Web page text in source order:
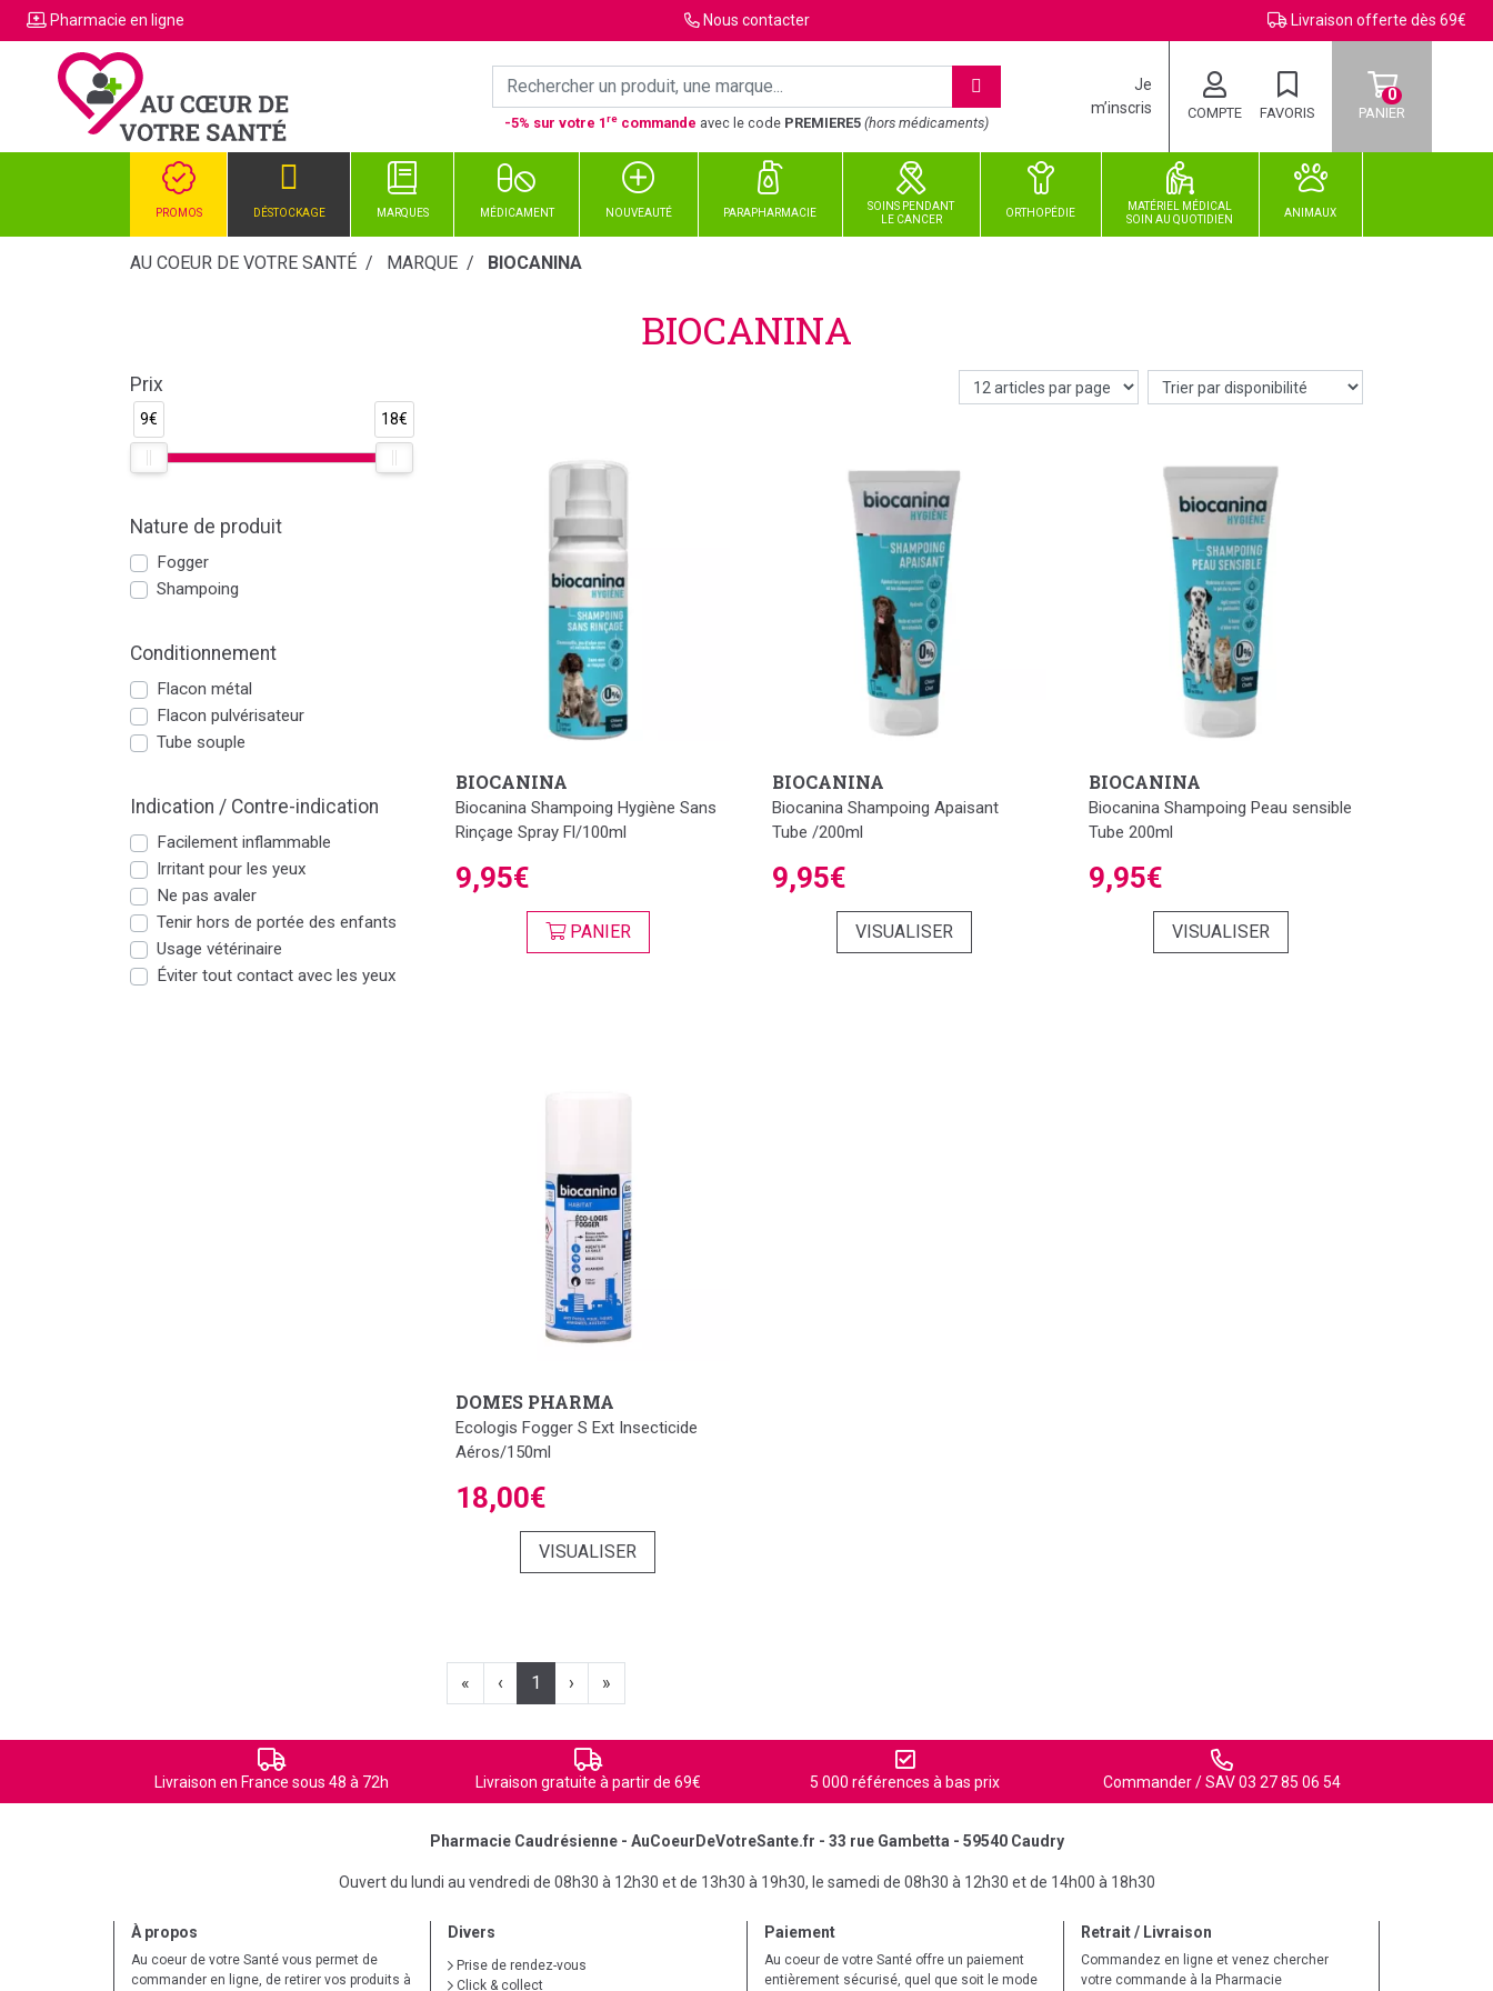
Pharmacie en ligne Nous contacter Livraison offerte dès 69€
-5% sur votre 1re commande avec le code PREMIERE5 (hors médicaments)
Je
m’inscris
COMPTE FAVORIS PANIER
0
PROMOS DÉSTOCKAGE MARQUES MÉDICAMENT NOUVEAUTÉ PARAPHARMACIE
SOINS PENDANT
LE CANCER
ORTHOPÉDIE
MATÉRIEL MÉDICAL
SOINAUQUOTIDIEN
ANIMAUX
AU COEUR DE VOTRE SANTÉ MARQUE BIOCANINA
BIOCANINA
Prix
9€ 18€
Nature de produit
Fogger
Shampoing
Conditionnement
Flacon métal
Flacon pulvérisateur
Tube souple
Indication / Contre-indication
Facilement inflammable
Irritant pour les yeux
Ne pas avaler
Tenir hors de portée des enfants
Usage vétérinaire
Éviter tout contact avec les yeux
BIOCANINA
Biocanina Shampoing Hygiène Sans
Rinçage Spray Fl/100ml
9,95€
PANIER
BIOCANINA
Biocanina Shampoing Apaisant
Tube /200ml
9,95€
VISUALISER
BIOCANINA
Biocanina Shampoing Peau sensible
Tube 200ml
9,95€
VISUALISER
DOMES PHARMA
Ecologis Fogger S Ext Insecticide
Aéros/150ml
18,00€
VISUALISER
« ‹ 1 › »
Livraison en France sous 48 à 72h Livraison gratuite à partir de 69€ 5 000 références à bas prix Commander / SAV 03 27 85 06 54
Pharmacie Caudrésienne - AuCoeurDeVotreSante.fr - 33 rue Gambetta - 59540 Caudry
Ouvert du lundi au vendredi de 08h30 à 12h30 et de 13h30 à 19h30, le samedi de 08h30 à 12h30 et de 14h00 à 18h30
À propos
Au coeur de votre Santé vous permet de
commander en ligne, de retirer vos produits à
Divers
Prise de rendez-vous
Click & collect
Paiement
Au coeur de votre Santé offre un paiement
entièrement sécurisé, quel que soit le mode
Retrait / Livraison
Commandez en ligne et venez chercher
votre commande à la Pharmacie